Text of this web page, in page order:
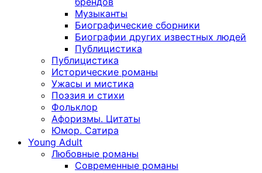
Музыканты
Биографические сборники
Биографии других известных людей
Публицистика
Публицистика
Исторические романы
Ужасы и мистика
Поэзия и стихи
Фольклор
Афоризмы. Цитаты
Юмор. Сатира
Young Adult
Любовные романы
Современные романы